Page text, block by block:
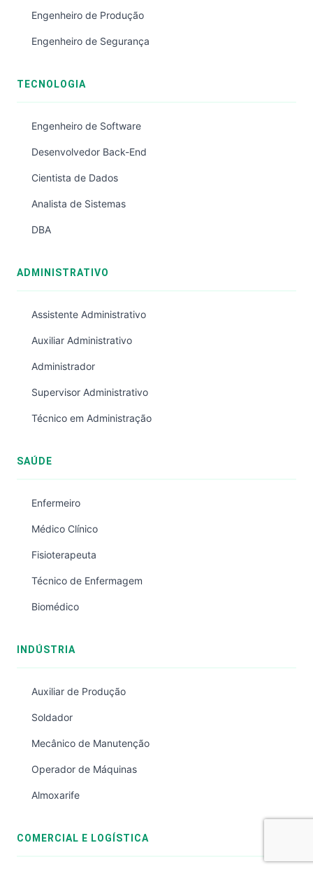
Engenheiro de Produção
Engenheiro de Segurança
TECNOLOGIA
Engenheiro de Software
Desenvolvedor Back-End
Cientista de Dados
Analista de Sistemas
DBA
ADMINISTRATIVO
Assistente Administrativo
Auxiliar Administrativo
Administrador
Supervisor Administrativo
Técnico em Administração
SAÚDE
Enfermeiro
Médico Clínico
Fisioterapeuta
Técnico de Enfermagem
Biomédico
INDÚSTRIA
Auxiliar de Produção
Soldador
Mecânico de Manutenção
Operador de Máquinas
Almoxarife
COMERCIAL E LOGÍSTICA